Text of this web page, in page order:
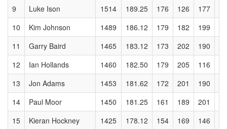
9
Luke Ison 1514 189.25 176 126 177
10
Kim Johnson 1489 186.12 179 182 199
11
Garry Baird 1465 183.12 173 202 190
12
Ian Hollands 1460 182.50 179 205 116
13
Jon Adams 1453 181.62 172 201 190
14
Paul Moor 1450 181.25 161 189 201
15
Kieran Hockney 1425 178.12 154 169 146